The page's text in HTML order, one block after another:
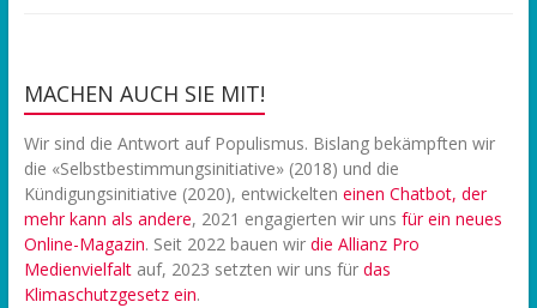
MACHEN AUCH SIE MIT!
Wir sind die Antwort auf Populismus. Bislang bekämpften wir
die «Selbstbestimmungsinitiative» (2018) und die
Kündigungsinitiative (2020), entwickelten einen Chatbot, der
mehr kann als andere, 2021 engagierten wir uns für ein neues
Online-Magazin. Seit 2022 bauen wir die Allianz Pro
Medienvielfaltauf, 2023 setzten wir uns für das
Klimaschutzgesetz ein.